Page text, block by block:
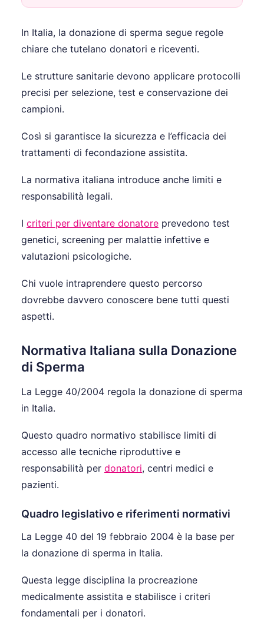
In Italia, la donazione di sperma segue regole
chiare che tutelano donatori e riceventi.
Le strutture sanitarie devono applicare protocolli
precisi per selezione, test e conservazione dei
campioni.
Così si garantisce la sicurezza e l’efficacia dei
trattamenti di fecondazione assistita.
La normativa italiana introduce anche limiti e
responsabilità legali.
I criteri per diventare donatore prevedono test
genetici, screening per malattie infettive e
valutazioni psicologiche.
Chi vuole intraprendere questo percorso
dovrebbe davvero conoscere bene tutti questi
aspetti.
Normativa Italiana sulla Donazione
di Sperma
La Legge 40/2004 regola la donazione di sperma
in Italia.
Questo quadro normativo stabilisce limiti di
accesso alle tecniche riproduttive e
responsabilità per donatori, centri medici e
pazienti.
Quadro legislativo e riferimenti normativi
La Legge 40 del 19 febbraio 2004 è la base per
la donazione di sperma in Italia.
Questa legge disciplina la procreazione
medicalmente assistita e stabilisce i criteri
fondamentali per i donatori.